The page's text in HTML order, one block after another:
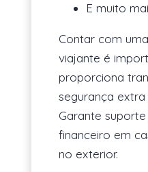
E muito
Contar com
viajante é
proporciona
segurança
Garante
financeiro em
no exterior.